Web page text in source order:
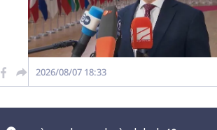
2026/08/07 18:33